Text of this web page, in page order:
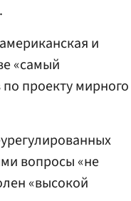
и
«самый
проекту мирного
вопросы «не
«высокой